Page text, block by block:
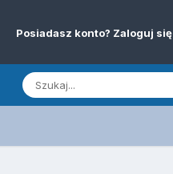
Posiadasz konto? Zaloguj się